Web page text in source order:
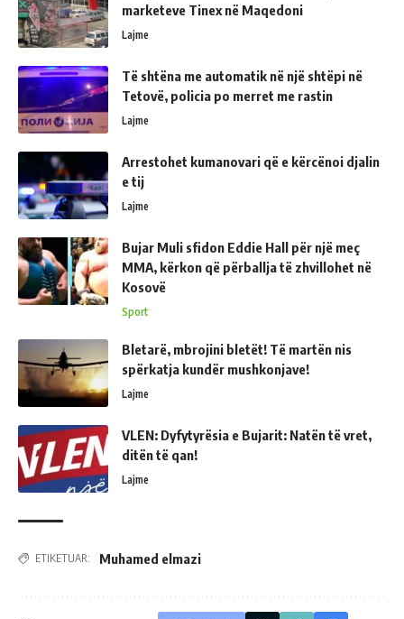
marketeve Tinex në Maqedoni
Lajme
Të shtëna me automatik në një shtëpi në
Tetovë, policia po merret me rastin
Lajme
Arrestohet kumanovari që e kërcënoi djalin
e tij
Lajme
Bujar Muli sfidon Eddie Hall për një meç
MMA, kërkon që përballja të zhvillohet në
Kosovë
Sport
Bletarë, mbrojini bletët! Të martën nis
spërkatja kundër mushkonjave!
Lajme
VLEN: Dyfytyrësia e Bujarit: Natën të vret,
ditën të qan!
Lajme
ETIKETUAR: Muhamed elmazi